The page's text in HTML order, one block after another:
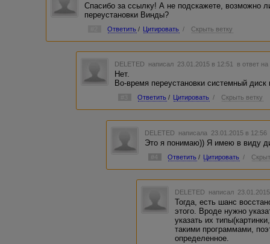
Спасибо за ссылку! А не подскажете, возможно
переустановки Винды?
Ответить / Цитировать / Скрыть ветку
DELETED написал 23.01.2015 в 12:51 в ответ на
Нет.
Во-время переустановки системный
Ответить / Цитировать / Скрыть ветку
DELETED написала 23.01.2015 в
Это я понимаю)) Я имею в виду
#4 Ответить / Цитировать /
DELETED написал
Тогда, есть шанс
этого. Вроде нужно
указать их
такими программами,
определенное.